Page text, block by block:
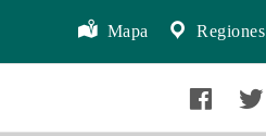
Regiones
Mapa